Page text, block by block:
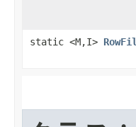
static <M,I>